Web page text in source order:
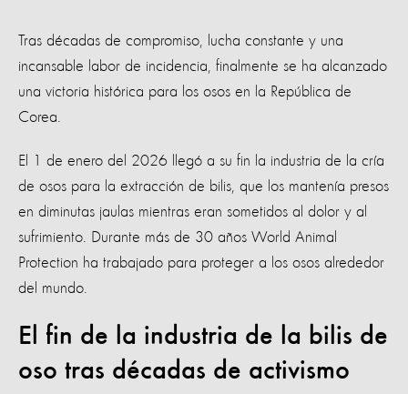
Tras décadas de compromiso, lucha constante y una
incansable labor de incidencia, finalmente se ha alcanzado
una victoria histórica para los osos en la República de
Corea.
El 1 de enero del 2026 llegó a su fin la industria de la cría
de osos para la extracción de bilis, que los mantenía presos
en diminutas jaulas mientras eran sometidos al dolor y al
sufrimiento. Durante más de 30 años World Animal
Protection ha trabajado para proteger a los osos alrededor
del mundo.
El fin de la industria de la bilis de
oso tras décadas de activismo